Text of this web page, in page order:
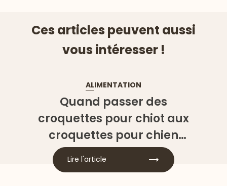
Ces articles peuvent aussi
vous intéresser !
ALIMENTATION
Quand passer des
croquettes pour chiot aux
croquettes pour chien
adulte ?
Lire l'article